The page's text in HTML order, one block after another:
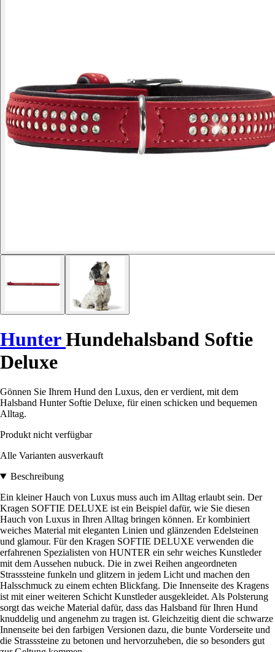
HunterHundehalsband Softie
Deluxe
Gönnen Sie Ihrem Hund den Luxus, den er verdient, mit dem
Halsband Hunter Softie Deluxe, für einen schicken und bequemen
Alltag.
Produkt nicht verfügbar
Alle Varianten ausverkauft
Beschreibung
Ein kleiner Hauch von Luxus muss auch im Alltag erlaubt sein. Der
Kragen SOFTIE DELUXE ist ein Beispiel dafür, wie Sie diesen
Hauch von Luxus in Ihren Alltag bringen können. Er kombiniert
weiches Material mit eleganten Linien und glänzenden Edelsteinen
und glamour. Für den Kragen SOFTIE DELUXE verwenden die
erfahrenen Spezialisten von HUNTER ein sehr weiches Kunstleder
mit dem Aussehen nubuck. Die in zwei Reihen angeordneten
Strasssteine funkeln und glitzern in jedem Licht und machen den
Halsschmuck zu einem echten Blickfang. Die Innenseite des Kragens
ist mit einer weiteren Schicht Kunstleder ausgekleidet. Als Polsterung
sorgt das weiche Material dafür, dass das Halsband für Ihren Hund
knuddelig und angenehm zu tragen ist. Gleichzeitig dient die schwarze
Innenseite bei den farbigen Versionen dazu, die bunte Vorderseite und
die Strasssteine zu betonen und hervorzuheben, die so besonders gut